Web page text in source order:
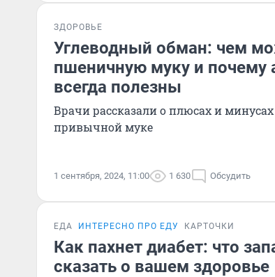
ЗДОРОВЬЕ
Углеводный обман: чем
пшеничную муку и почему
всегда полезны
Врачи рассказали о плюсах и
привычной муке
1 сентября, 2024, 11:00 1 630 Обсудить
ЕДА ИНТЕРЕСНО ПРО ЕДУ КАРТОЧКИ
Как пахнет диабет: что
сказать о вашем здоровье